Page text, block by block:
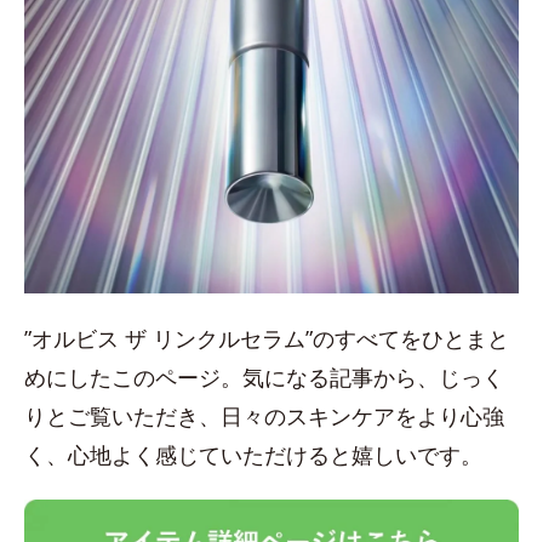
”オルビス ザ リンクルセラム”のすべてをひとまと
めにしたこのページ。気になる記事から、じっく
りとご覧いただき、日々のスキンケアをより心強
く、心地よく感じていただけると嬉しいです。